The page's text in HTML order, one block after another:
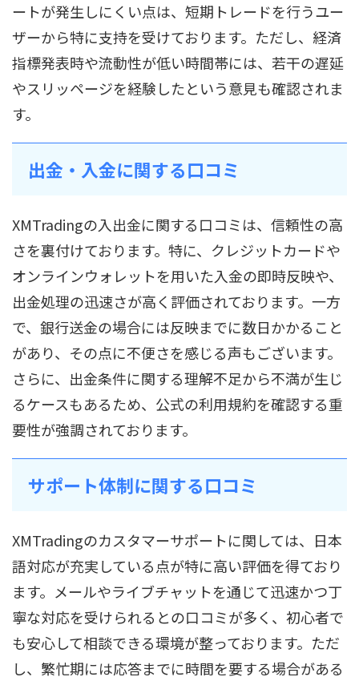
ートが発生しにくい点は、短期トレードを行うユー
ザーから特に支持を受けております。ただし、経済
指標発表時や流動性が低い時間帯には、若干の遅延
やスリッページを経験したという意見も確認されま
す。
出金・入金に関する口コミ
XMTradingの入出金に関する口コミは、信頼性の高
さを裏付けております。特に、クレジットカードや
オンラインウォレットを用いた入金の即時反映や、
出金処理の迅速さが高く評価されております。一方
で、銀行送金の場合には反映までに数日かかること
があり、その点に不便さを感じる声もございます。
さらに、出金条件に関する理解不足から不満が生じ
るケースもあるため、公式の利用規約を確認する重
要性が強調されております。
サポート体制に関する口コミ
XMTradingのカスタマーサポートに関しては、日本
語対応が充実している点が特に高い評価を得ており
ます。メールやライブチャットを通じて迅速かつ丁
寧な対応を受けられるとの口コミが多く、初心者で
も安心して相談できる環境が整っております。ただ
し、繁忙期には応答までに時間を要する場合がある